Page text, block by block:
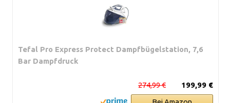
Tefal Pro Express Protect Dampfbügelstation, 7,6
Bar Dampfdruck
199,99 €
274,99 €